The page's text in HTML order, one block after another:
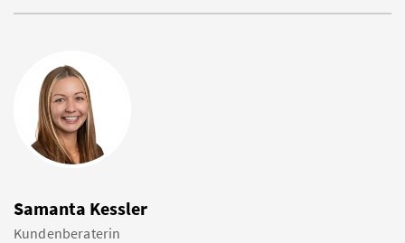
Samanta Kessler
Kundenberaterin